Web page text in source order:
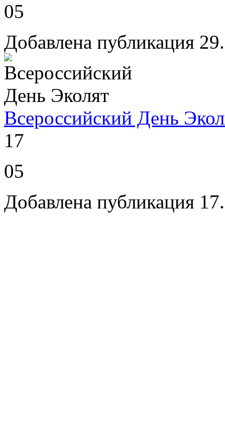
05
Добавлена публикация
Всероссийский День
17
05
Добавлена публикация